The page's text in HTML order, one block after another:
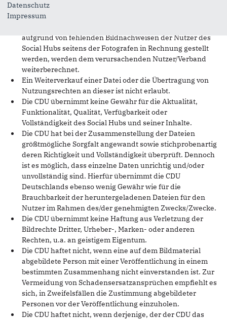
Voraussetzung für alle Verwendungen ist eine Angabe
des Fotografen/Urhebers nach §13 UrhG. Zusätzliche
aufgrund von fehlenden Bildnachweisen der Nutzer des
Social Hubs seitens der Fotografen in Rechnung gestellt
werden, werden dem verursachenden Nutzer/Verband
weiterberechnet.
Ein Weiterverkauf einer Datei oder die Übertragung von
Nutzungsrechten an dieser ist nicht erlaubt.
Die CDU übernimmt keine Gewähr für die Aktualität,
Funktionalität, Qualität, Verfügbarkeit oder
Vollständigkeit des Social Hubs und seiner Inhalte.
Die CDU hat bei der Zusammenstellung der Dateien
größtmögliche Sorgfalt angewandt sowie stichprobenartig
deren Richtigkeit und Vollständigkeit überprüft. Dennoch
ist es möglich, dass einzelne Daten unrichtig und/oder
unvollständig sind. Hierfür übernimmt die CDU
Deutschlands ebenso wenig Gewähr wie für die
Brauchbarkeit der heruntergeladenen Dateien für den
Nutzer im Rahmen des/der genehmigten Zwecks/Zwecke.
Die CDU übernimmt keine Haftung aus Verletzung der
Bildrechte Dritter, Urheber-, Marken- oder anderen
Rechten, u.a. an geistigem Eigentum.
Die CDU haftet nicht, wenn eine auf dem Bildmaterial
abgebildete Person mit einer Veröffentlichung in einem
bestimmten Zusammenhang nicht einverstanden ist. Zur
Vermeidung von Schadensersatzansprüchen empfiehlt es
sich, in Zweifelsfällen die Zustimmung abgebildeter
Personen vor der Veröffentlichung einzuholen.
Die CDU haftet nicht, wenn derjenige, der der CDU das
Datenschutz
Impressum